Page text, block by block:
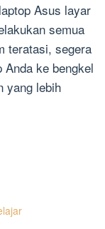
Asus layar
semua
teratasi, segera
ke bengkel
yang lebih